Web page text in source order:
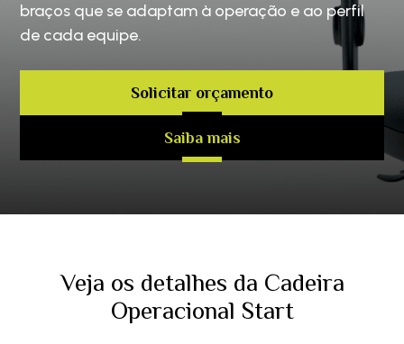
braços que se adaptam à operação e ao perfil
de cada equipe.
Solicitar orçamento
Saiba mais
Veja os detalhes da Cadeira
Operacional Start